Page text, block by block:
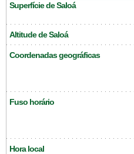
Superfície de Saloá
Altitude de Saloá
Coordenadas geográficas
Fuso horário
Hora local